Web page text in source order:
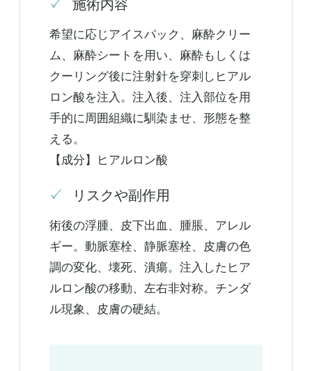
施術内容
希望に応じアイスパック、麻酔クリー
ム、麻酔シートを用い、麻酔もしくは
クーリング後に注射針を穿刺しヒアル
ロン酸を注入。注入後、注入部位を用
手的に周囲組織に馴染ませ、形態を整
える。
【成分】ヒアルロン酸
リスクや副作用
術後の浮腫、皮下出血、腫脹、アレル
ギー。動脈塞栓、静脈塞栓、皮膚の色
調の変化、壊死、潰瘍。注入したヒア
ルロン酸の移動、左右非対称。チンダ
ル現象、皮膚の硬結。